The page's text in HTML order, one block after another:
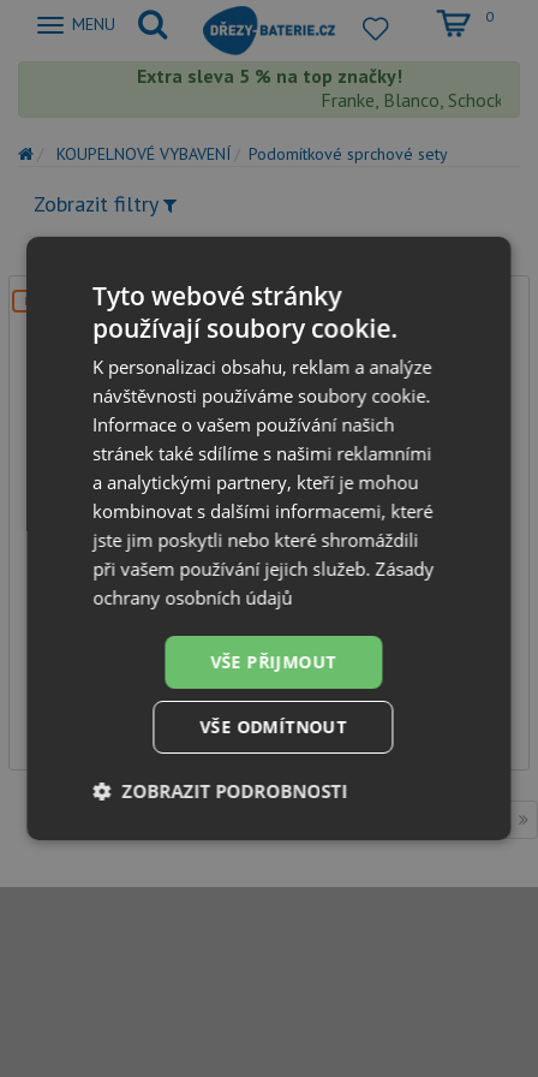
Zobrazit
MENU 0
Extra sleva 5 % na top značky!
Franke, Blanco, Schock,
KOUPELNOVÉ VYBAVENÍ Podomítkové sprchové sety
Zobrazit filtry
DOPRAVA ZDARMA
Podomítkový sprchový set Laveo Kvadrato BLQ 002P
chrom s baterií
výrobce: Laveo
série: Kvadrato
provedení: chrom
4 990 Kč
Tyto webové stránky
používají soubory cookie.
K personalizaci obsahu, reklam a analýze
návštěvnosti používáme soubory cookie.
Informace o vašem používání našich
stránek také sdílíme s našimi reklamními
a analytickými partnery, kteří je mohou
kombinovat s dalšími informacemi, které
jste jim poskytli nebo které shromáždili
při vašem používání jejich služeb.Zásady
ochrany osobních údajů
VŠE PŘIJMOUT
VŠE ODMÍTNOUT
ZOBRAZIT PODROBNOSTI
Nezbytně
soubory
Výkonové
Soubory